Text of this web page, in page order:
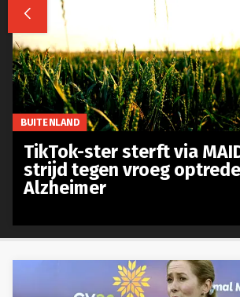

BUITENLAND
TikTok-ster sterft via
strijd tegen vroeg
Alzheimer